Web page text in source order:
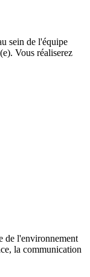
sein de l'équipe
Vous réaliserez
de l'environnement
la communication